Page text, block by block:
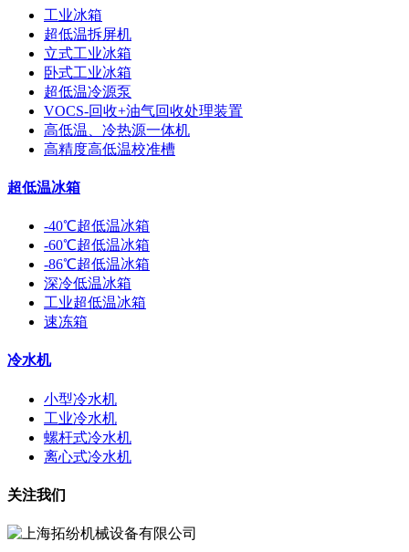
工业冰箱
超低温拆屏机
立式工业冰箱
卧式工业冰箱
超低温冷源泵
VOCS-回收+油气回收处理装置
高低温、冷热源一体机
高精度高低温校准槽
超低温冰箱
-40℃超低温冰箱
-60℃超低温冰箱
-86℃超低温冰箱
深冷低温冰箱
工业超低温冰箱
速冻箱
冷水机
小型冷水机
工业冷水机
螺杆式冷水机
离心式冷水机
关注我们